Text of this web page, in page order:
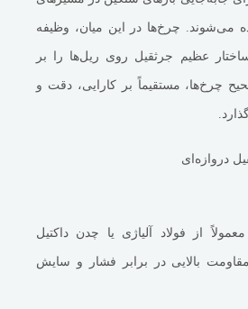
طراحی می‌شوند تا چرخ در مسیر ریل‌ها حرکت
ترولی بلغاری
فولادی صاف
می‌شوند. چرخ‌ها در این میان، وظیفه
عظیم جرثقیل روی ریل‌ها را بر
چرخ‌ها، مستقیماً بر کارایی، دقت و
دروازه‌ای
از فولاد آلیاژی یا چدن داکتیل
بالایی در برابر فشار و سایش